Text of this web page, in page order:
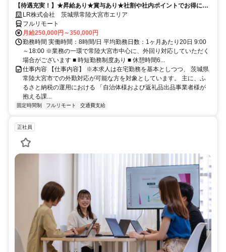
【待遇充実！】★昇給あり★賞与あり★社割や社内ポイントでお得に買
い物も！
LR株式会社 茨城県常陸大宮市エリア
フルリモート
月給250,000円～350,000円
勤務時間 実働時間：8時間/日 平均勤務日数：1ヶ月あたり20日 9:00
～18:00 ※業務の一環で常陸大宮市中心に、外回り対応していただく
場合がございます ■ 時短勤務制度あり ■ 休憩時間6...
仕事内容 【仕事内容】 ※本求人は在宅勤務を基本としつつ、 茨城県
常陸大宮市での外勤対応が可能な方を対象としています。 主に、ふ
るさと納税の運用における 「自治体様および返礼品出品事業者様が
抱える課...
固定時間制 フルリモート 交通費支給
正社員